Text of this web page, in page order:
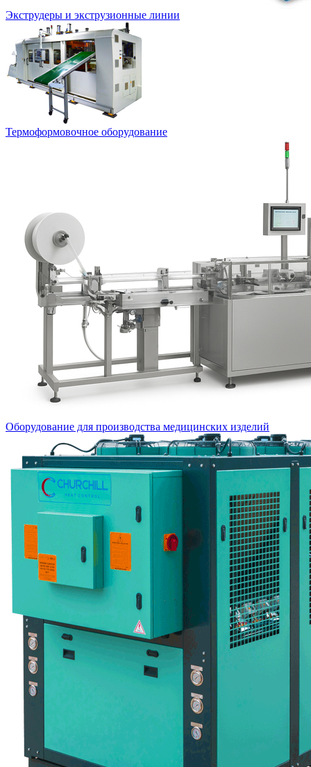
Экструдеры и экструзионные линии
Термоформовочное оборудование
Оборудование для производства медицинских изделий